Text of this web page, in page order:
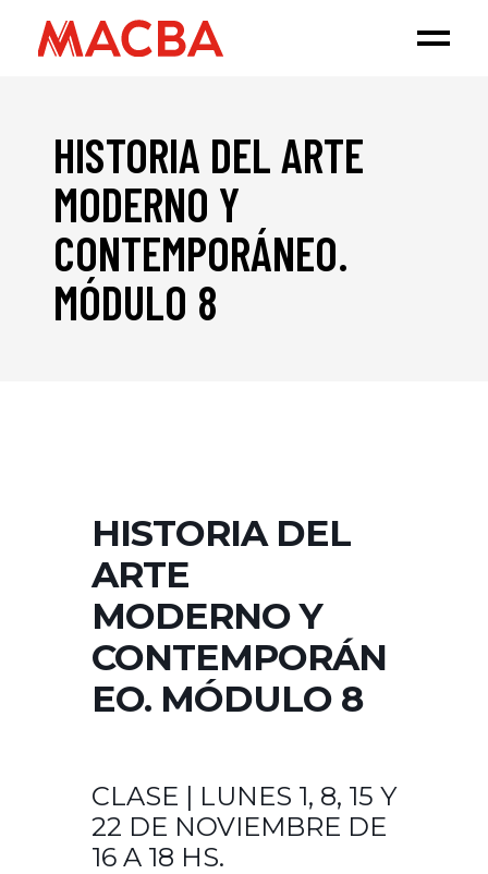
HISTORIA DEL ARTE
MODERNO Y
CONTEMPORÁNEO.
MÓDULO 8
HISTORIA DEL
ARTE
MODERNO Y
CONTEMPORÁN
EO. MÓDULO 8
CLASE | LUNES 1, 8, 15 Y
22 DE NOVIEMBRE DE
16 A 18 HS.